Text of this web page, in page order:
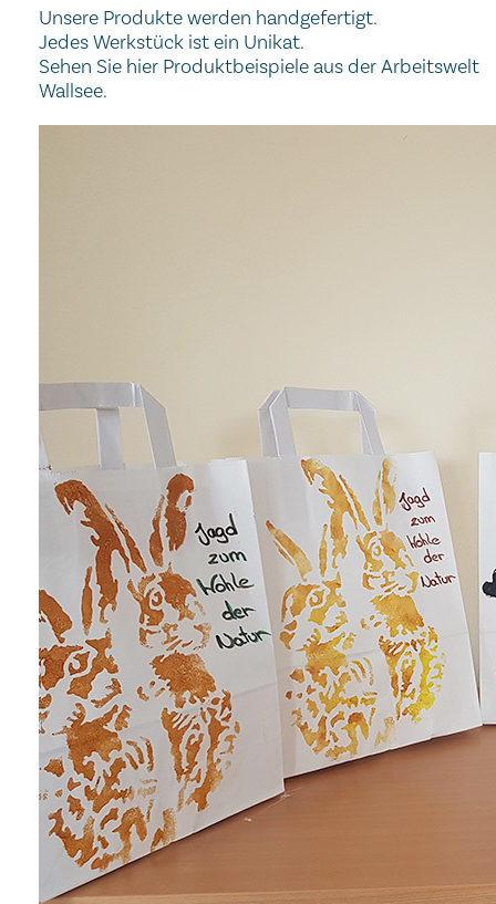
Unsere Produkte werden handgefertigt.
Jedes Werkstück ist ein Unikat.
Sehen Sie hier Produktbeispiele aus der Arbeitswelt
Wallsee.